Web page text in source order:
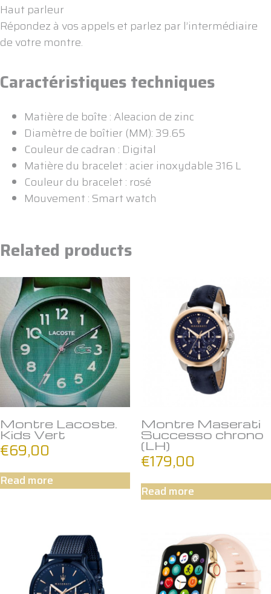
Haut parleur
Répondez à vos appels et parlez par l’intermédiaire
de votre montre.
Caractéristiques techniques
Matière de boîte : Aleacion de zinc
Diamètre de boîtier (MM): 39.65
Couleur de cadran : Digital
Matière du bracelet : acier inoxydable 316 L
Couleur du bracelet : rosé
Mouvement : Smart watch
Related products
Montre Lacoste.
Kids Vert
€69,00
Read more
Montre Maserati
Successo chrono
(LH)
€179,00
Read more